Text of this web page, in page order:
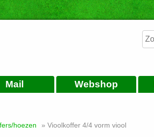
Mail Webshop
hoezen » Vioolkoffer 4/4 vorm viool